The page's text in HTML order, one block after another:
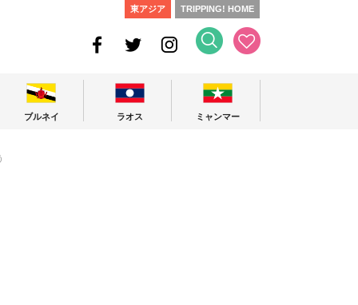
東アジア TRIPPING! HOME
ブルネイ ラオス ミャンマー